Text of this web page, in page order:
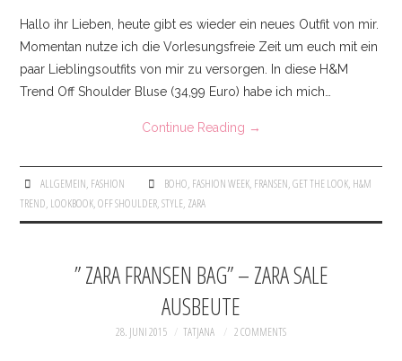
Hallo ihr Lieben, heute gibt es wieder ein neues Outfit von mir.
Momentan nutze ich die Vorlesungsfreie Zeit um euch mit ein
paar Lieblingsoutfits von mir zu versorgen. In diese H&M
Trend Off Shoulder Bluse (34,99 Euro) habe ich mich…
Continue Reading →
ALLGEMEIN, FASHION BOHO, FASHION WEEK, FRANSEN,GET THE LOOK, H&M
TREND, LOOKBOOK,OFF SHOULDER,STYLE, ZARA
” ZARA FRANSEN BAG” – ZARA SALE
AUSBEUTE
28. JUNI 2015 TATJANA 2 COMMENTS